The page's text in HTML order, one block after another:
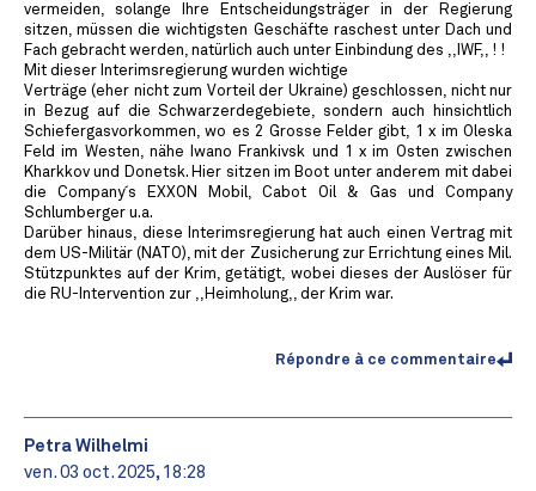
vermeiden, solange Ihre Entscheidungsträger in der Regierung
sitzen, müssen die wichtigsten Geschäfte raschest unter Dach und
Fach gebracht werden, natürlich auch unter Einbindung des ,,IWF,, ! !
Mit dieser Interimsregierung wurden wichtige
Verträge (eher nicht zum Vorteil der Ukraine) geschlossen, nicht nur
in Bezug auf die Schwarzerdegebiete, sondern auch hinsichtlich
Schiefergasvorkommen, wo es 2 Grosse Felder gibt, 1 x im Oleska
Feld im Westen, nähe Iwano Frankivsk und 1 x im Osten zwischen
Kharkkov und Donetsk. Hier sitzen im Boot unter anderem mit dabei
die Company´s EXXON Mobil, Cabot Oil & Gas und Company
Schlumberger u.a.
Darüber hinaus, diese Interimsregierung hat auch einen Vertrag mit
dem US-Militär (NATO), mit der Zusicherung zur Errichtung eines Mil.
Stützpunktes auf der Krim, getätigt, wobei dieses der Auslöser für
die RU-Intervention zur ,,Heimholung,, der Krim war.
Répondre à ce commentaire
Petra Wilhelmi
ven. 03 oct. 2025, 18:28